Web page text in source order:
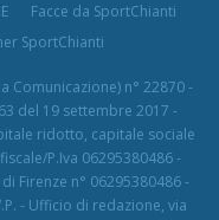
Facce da SportChianti
SportChianti
Comunicazione) n° 22870 -
del 19 settembre 2017 -
ridotto, capitale sociale
P.Iva 06295380486 -
Firenze n° 06295380486 -
- Ufficio di redazione, via